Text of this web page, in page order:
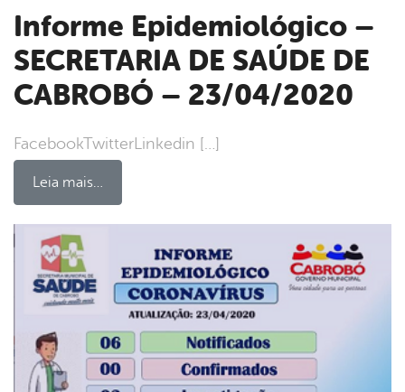
Informe Epidemiológico –
SECRETARIA DE SAÚDE DE
CABROBÓ – 23/04/2020
FacebookTwitterLinkedin […]
Leia mais…